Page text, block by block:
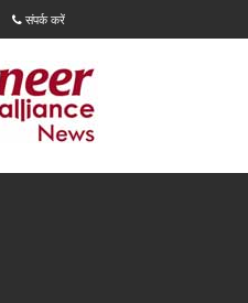
संपर्क करें